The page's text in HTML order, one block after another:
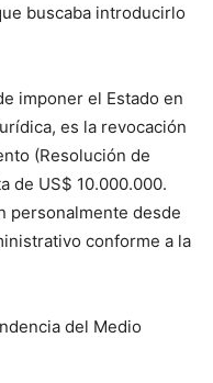
buscaba introducirlo
imponer el Estado en
es la revocación
(Resolución de
de US$ 10.000.000.
personalmente desde
conforme a la
del Medio